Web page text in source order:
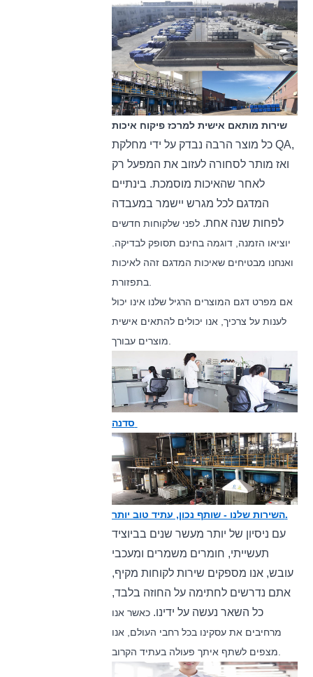
שירות מותאם אישית למרכז פיקוח איכות
כל מוצר הרבה נבדק על ידי מחלקת QA,
ואז מותר לסחורה לעזוב את המפעל רק
לאחר שהאיכות מוסמכת. בינתיים
המדגם לכל מגרש יישמר במעבדה
לפחות שנה אחת.לפני שלקוחות חדשים
יוציאו הזמנה, דוגמה בחינם תסופק לבדיקה.
ואנחנו מבטיחים שאיכות המדגם זהה לאיכות
בתפזורת.
אם מפרט דגם המוצרים הרגיל שלנו אינו יכול
לענות על צרכיך, אנו יכולים להתאים אישית
השירות שלנו - שותף נכון, עתיד טוב יותר.
עם ניסיון של יותר מעשר שנים בביוציד
תעשייתי, חומרים משמרים ומעכבי
עובש, אנו מספקים שירות לקוחות מקיף,
אתם נדרשים לחתימה על החוזה בלבד,
כל השאר נעשה על ידינו.כאשר אנו
מרחיבים את עסקינו בכל רחבי העולם, אנו